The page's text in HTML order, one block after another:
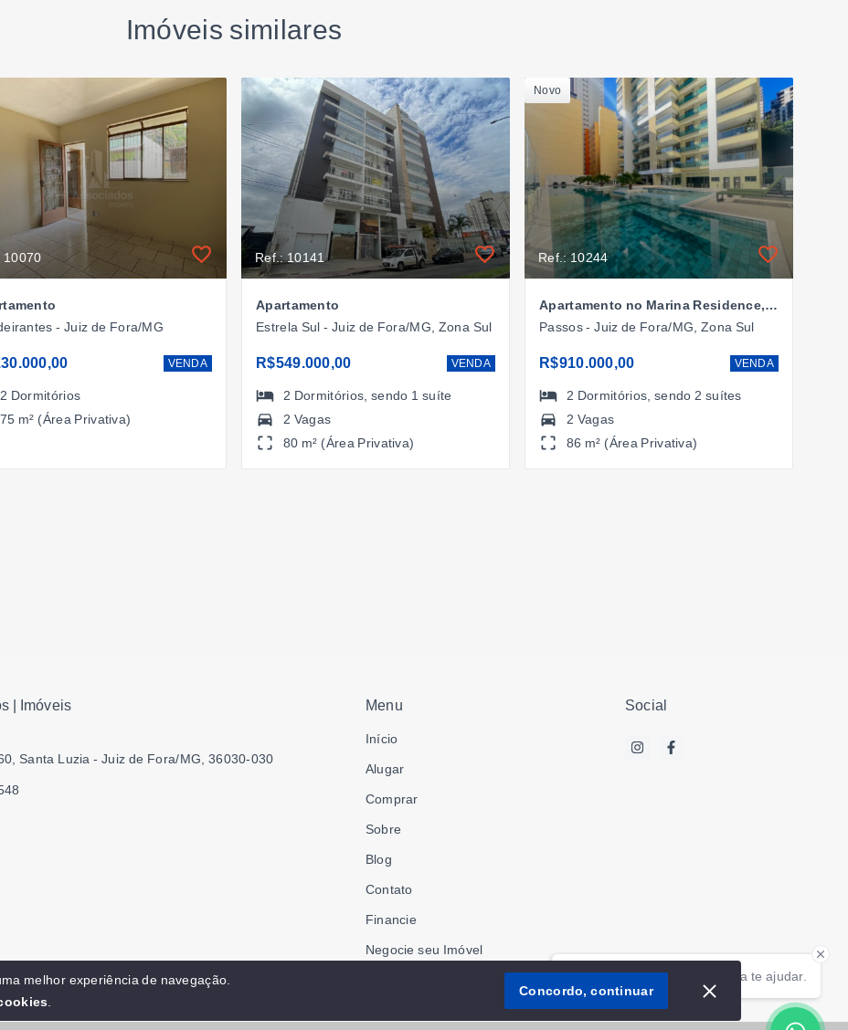
Imóveis similares
10070
- Juiz de Fora/MG
VENDA
2 Dormitórios
75 m² (Área Privativa)
Ref.: 10141
Apartamento
Estrela Sul - Juiz de Fora/MG, Zona Sul
R$549.000,00 VENDA
2 Dormitórios , sendo 1 suíte
2 Vagas
80 m² (Área Privativa)
Novo
Ref.: 10244
Apartamento no Marina Residence, Juiz de Fora/MG
Passos - Juiz de Fora/MG, Zona Sul
R$910.000,00 VENDA
2 Dormitórios , sendo 2 suítes
2 Vagas
86 m² (Área Privativa)
Olá! Estamos disponíveis para te ajudar.
| Imóveis
Santa Luzia - Juiz de Fora/MG, 36030-030
Menu
Início
Alugar
Comprar
Sobre
Blog
Contato
Financie
Negocie seu Imóvel
Social
melhor experiência de navegação.
Concordo, continuar